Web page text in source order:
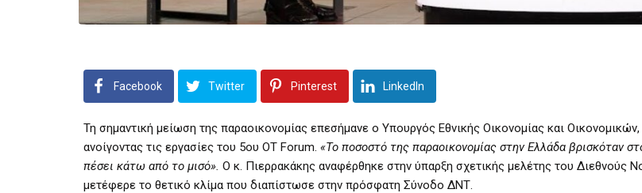
Facebook Twitter Pinterest LinkedIn
Τη σημαντική μείωση της παραοικονομίας επεσήμανε ο Υπουργός Εθνικής Οικονομίας και
ανοίγοντας τις εργασίες του 5ου OT Forum. «Το ποσοστό της παραοικονομίας στην Ελλάδα βρισκόταν
πέσει κάτω από το μισό». Ο κ. Πιερρακάκης αναφέρθηκε στην ύπαρξη σχετικής μελέτης του Διεθνούς
μετέφερε το θετικό κλίμα που διαπίστωσε στην πρόσφατη Σύνοδο ΔΝΤ.